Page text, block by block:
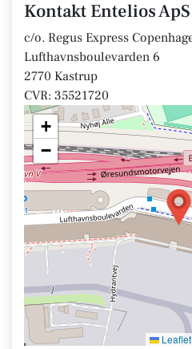
Kontakt Entelios ApS
c/o. Regus Express
Lufthavnsboulevarden 6
2770 Kastrup
CVR: 35521720
+
−
Leaflet